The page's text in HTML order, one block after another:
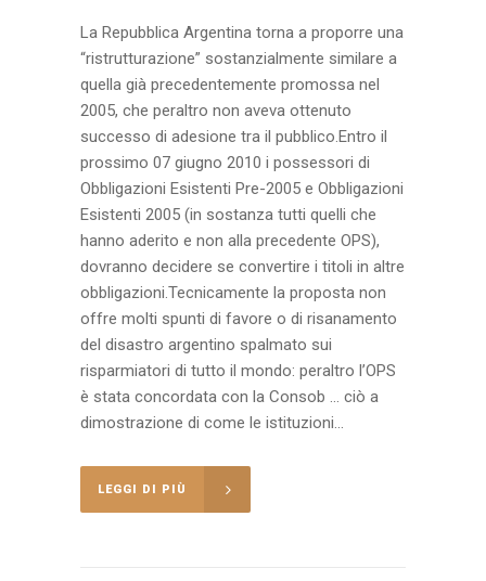
La Repubblica Argentina torna a proporre una
“ristrutturazione” sostanzialmente similare a
quella già precedentemente promossa nel
2005, che peraltro non aveva ottenuto
successo di adesione tra il pubblico.Entro il
prossimo 07 giugno 2010 i possessori di
Obbligazioni Esistenti Pre-2005 e Obbligazioni
Esistenti 2005 (in sostanza tutti quelli che
hanno aderito e non alla precedente OPS),
dovranno decidere se convertire i titoli in altre
obbligazioni.Tecnicamente la proposta non
offre molti spunti di favore o di risanamento
del disastro argentino spalmato sui
risparmiatori di tutto il mondo: peraltro l’OPS
è stata concordata con la Consob … ciò a
dimostrazione di come le istituzioni...
LEGGI DI PIÙ